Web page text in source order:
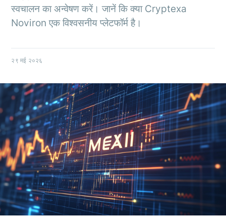
स्वचालन का अन्वेषण करें। जानें कि क्या Cryptexa
Noviron एक विश्वसनीय प्लेटफॉर्म है।
२९ मई २०२६